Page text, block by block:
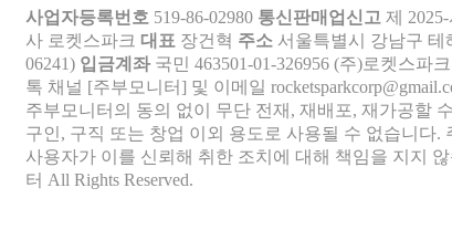
사업자등록번호 519-86-02980 통신판매업신고 제
사 로켓스파크 대표 장건혁 주소 서울특별시 강남구 테
06241) 입금계좌 국민 463501-01-326956 (주)로켓스파크
톡 채널 [주부모니터] 및 이메일 rocke
주부모니터의 동의 없이 무단 전재, 재배포, 재가공할
구인, 구직 또는 창업 이외 용도로 사용될 수 없습니다.
사용자가 이를 신뢰해 취한 조치에 대해 책임을 지지
터 All Rights Reserved.